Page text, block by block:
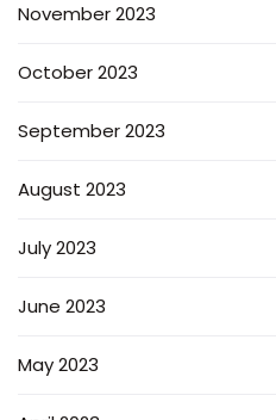
November 2023
October 2023
September 2023
August 2023
July 2023
June 2023
May 2023